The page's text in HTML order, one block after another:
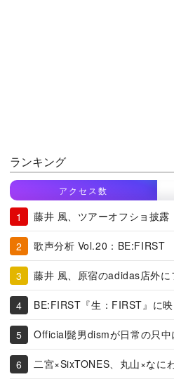
ランキング
アクセス数
藤井 風、ツアーオフショ披露
歌声分析 Vol.20：BE:FIRST
藤井 風、原宿のadidas店外に
BE:FIRST『生：FIRST』に
Official髭男dismが日常の只中
二宮×SixTONES、丸山×なに